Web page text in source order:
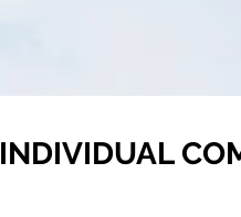
INDIVIDUAL